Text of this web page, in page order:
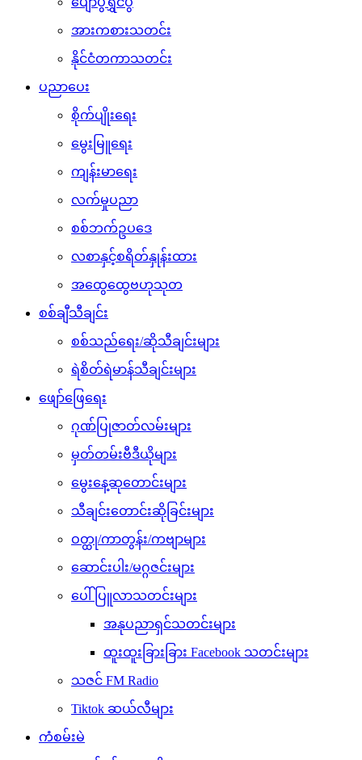
အားကစားသတင်း
နိုင်ငံတကာသတင်း
ပညာပေး
စိုက်ပျိုးရေး
မွေးမြူရေး
ကျန်းမာရေး
လက်မှုပညာ
စစ်ဘက်ဥပဒေ
လစာနှင့်စရိတ်နှုန်းထား
အထွေထွေဗဟုသုတ
စစ်ချီသီချင်း
စစ်သည်ရေး/ဆိုသီချင်းများ
ရဲစိတ်ရဲမာန်သီချင်းများ
ဖျော်ဖြေရေး
ဂုဏ်ပြုဇာတ်လမ်းများ
မှတ်တမ်းဗီဒီယိုများ
မွေးနေ့ဆုတောင်းများ
သီချင်းတောင်းဆိုခြင်းများ
ဝတ္ထု/ကာတွန်း/ကဗျာများ
ဆောင်းပါး/မဂ္ဂဇင်းများ
ပေါ်ပြူလာသတင်းများ
အနုပညာရှင်သတင်းများ
ထူးထူးခြားခြား Facebook သတင်းများ
သဇင် FM Radio
Tiktok ဆယ်လီများ
ကံစမ်းမဲ